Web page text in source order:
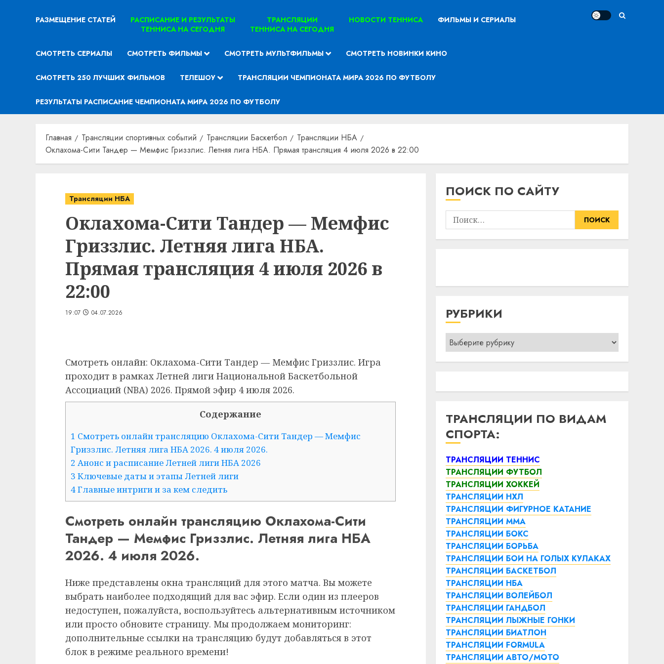
РАЗМЕЩЕНИЕ СТАТЕЙ
РАСПИСАНИЕ И РЕЗУЛЬТАТЫ
ТЕННИСА НА СЕГОДНЯ
ТРАНСЛЯЦИИ
ТЕННИСА НА СЕГОДНЯ
НОВОСТИ ТЕННИСА ФИЛЬМЫ И СЕРИАЛЫ
СМОТРЕТЬ СЕРИАЛЫ СМОТРЕТЬ ФИЛЬМЫ СМОТРЕТЬ МУЛЬТФИЛЬМЫ СМОТРЕТЬ НОВИНКИ КИНО
СМОТРЕТЬ 250 ЛУЧШИХ ФИЛЬМОВ ТЕЛЕШОУ ТРАНСЛЯЦИИ ЧЕМПИОНАТА МИРА 2026 ПО ФУТБОЛУ
РЕЗУЛЬТАТЫ РАСПИСАНИЕ ЧЕМПИОНАТА МИРА 2026 ПО ФУТБОЛУ
Главная Трансляции спортивных событий Трансляции Баскетбол
Трансляции НБА
Оклахома-Сити Тандер — Мемфис Гриззлис. Летняя лига НБА. Прямая трансляция 4 июля 2026 в 22:00
Трансляции НБА
Оклахома-Сити Тандер — Мемфис
Гриззлис. Летняя лига НБА.
Прямая трансляция 4 июля 2026 в
22:00
19:07 04.07.2026
Смотреть онлайн: Оклахома-Сити Тандер — Мемфис Гриззлис. Игра
проходит в рамках Летней лиги Национальной Баскетбольной
Ассоциаций (NBA) 2026. Прямой эфир 4 июля 2026.
Содержание
1 Смотреть онлайн трансляцию Оклахома-Сити Тандер — Мемфис
Гриззлис. Летняя лига НБА 2026. 4 июля 2026.
2 Анонс и расписание Летней лиги НБА 2026
3 Ключевые даты и этапы Летней лиги
4 Главные интриги и за кем следить
Смотреть онлайн трансляцию Оклахома-Сити
Тандер — Мемфис Гриззлис. Летняя лига НБА
2026. 4 июля 2026.
Ниже представлены окна трансляций для этого матча. Вы можете
выбрать наиболее подходящий для вас эфир. Если один из плееров
недоступен, пожалуйста, воспользуйтесь альтернативным источником
или просто обновите страницу. Мы продолжаем мониторинг:
дополнительные ссылки на трансляцию будут добавляться в этот
блок в режиме реального времени!
ПОИСК ПО САЙТУ
Найти:
РУБРИКИ
Рубрики
ТРАНСЛЯЦИИ ПО ВИДАМ
СПОРТА:
ТРАНСЛЯЦИИ ТЕННИС
ТРАНСЛЯЦИИ ФУТБОЛ
ТРАНСЛЯЦИИ ХОККЕЙ
ТРАНСЛЯЦИИ НХЛ
ТРАНСЛЯЦИИ ФИГУРНОЕ КАТАНИЕ
ТРАНСЛЯЦИИ ММА
ТРАНСЛЯЦИИ БОКС
ТРАНСЛЯЦИИ БОРЬБА
ТРАНСЛЯЦИИ БОИ НА ГОЛЫХ КУЛАКАХ
ТРАНСЛЯЦИИ БАСКЕТБОЛ
ТРАНСЛЯЦИИ НБА
ТРАНСЛЯЦИИ ВОЛЕЙБОЛ
ТРАНСЛЯЦИИ ГАНДБОЛ
ТРАНСЛЯЦИИ ЛЫЖНЫЕ ГОНКИ
ТРАНСЛЯЦИИ БИАТЛОН
ТРАНСЛЯЦИИ FORMULA
ТРАНСЛЯЦИИ АВТО/МОТО